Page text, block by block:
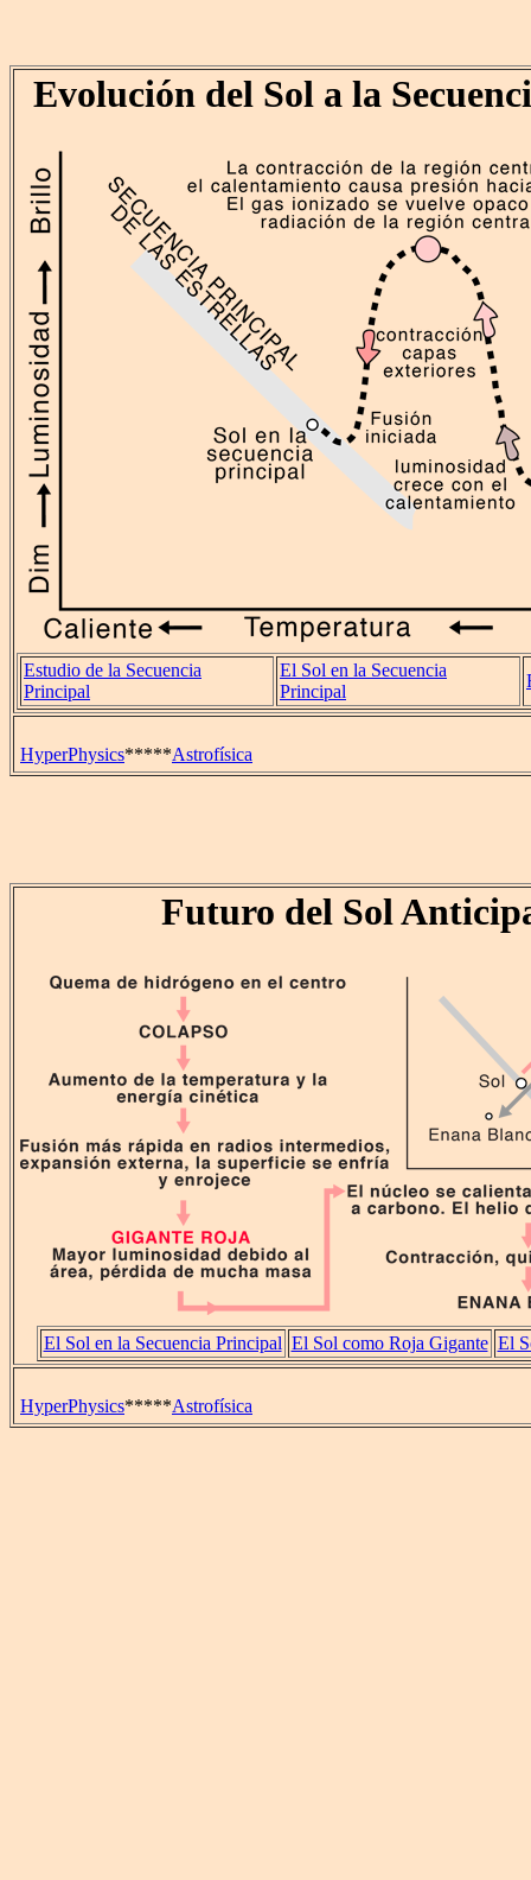
Evolución del Sol a la
Estudio de la Secuencia
Principal
El Sol en la Secuencia
Principal
HyperPhysics*****Astrofísica
Futuro del Sol
El Sol en la Secuencia Principal El Sol como Roja Gigante El
HyperPhysics*****Astrofísica